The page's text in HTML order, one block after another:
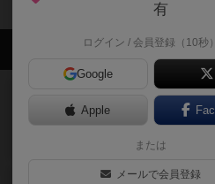
会員の新
エクスペ
クラマー氏の
どおもしろい
29分前
有
ログイン / 会員登録（10秒）
Google
Apple
または
メールで会員登録